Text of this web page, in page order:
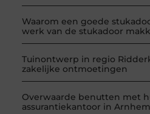
Waarom een goede
werk van de stukadoor
Tuinontwerp in regio
zakelijke ontmoetingen
Overwaarde benutten met
assurantiekantoor in Arnhem